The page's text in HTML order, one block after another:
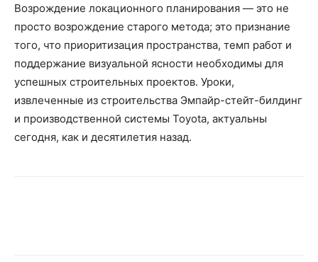
Возрождение локационного планирования — это не
просто возрождение старого метода; это признание
того, что приоритизация пространства, темп работ и
поддержание визуальной ясности необходимы для
успешных строительных проектов. Уроки,
извлеченные из строительства Эмпайр-стейт-билдинг
и производственной системы Toyota, актуальны
сегодня, как и десятилетия назад.